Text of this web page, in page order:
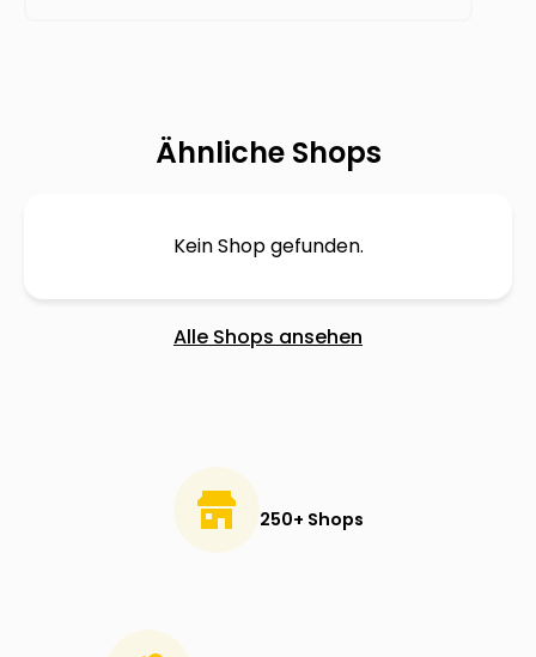
Ähnliche Shops
Kein Shop gefunden.
Alle Shops ansehen
250+ Shops